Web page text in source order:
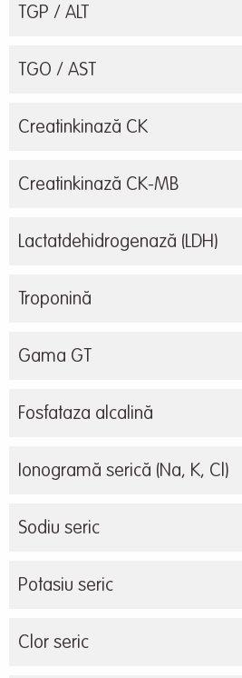
TGP / ALT
TGO / AST
Creatinkinază CK
Creatinkinază CK-MB
Lactatdehidrogenază (LDH)
Troponină
Gama GT
Fosfataza alcalină
Ionogramă serică (Na, K, Cl)
Sodiu seric
Potasiu seric
Clor seric